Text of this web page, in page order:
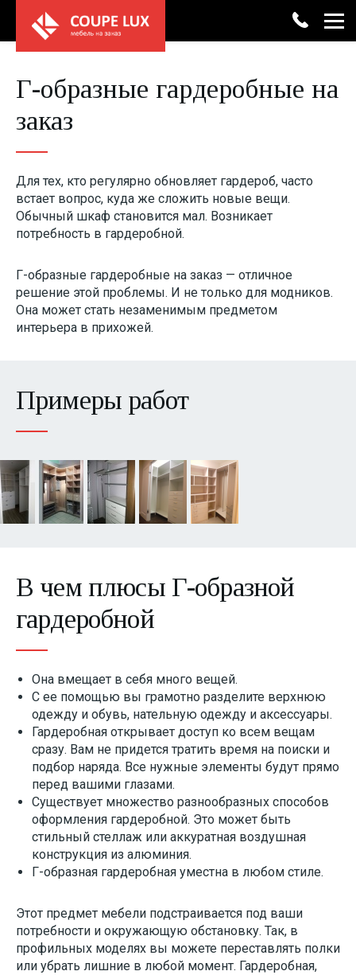
Каталог мебели
Шкафы-купе
Гостиные
Гардеробные
Прихожие
Спальни
Кабинеты
Индивидуальная фрезеровка фасадов
Акции
О компании
Услуги
Сотрудничество
Контакты
Г-образные гардеробные на
заказ
Для тех, кто регулярно обновляет гардероб, часто
встает вопрос, куда же сложить новые вещи.
Обычный шкаф становится мал. Возникает
потребность в гардеробной.
Г-образные гардеробные на заказ — отличное
решение этой проблемы. И не только для модников.
Она может стать незаменимым предметом
интерьера в прихожей.
Примеры работ
В чем плюсы Г-образной
гардеробной
Она вмещает в себя много вещей.
С ее помощью вы грамотно разделите верхнюю
одежду и обувь, нательную одежду и аксессуары.
Гардеробная открывает доступ ко всем вещам
сразу. Вам не придется тратить время на поиски и
подбор наряда. Все нужные элементы будут прямо
перед вашими глазами.
Существует множество разнообразных способов
оформления гардеробной. Это может быть
стильный стеллаж или аккуратная воздушная
конструкция из алюминия.
Г-образная гардеробная уместна в любом стиле.
Этот предмет мебели подстраивается под ваши
потребности и окружающую обстановку. Так, в
профильных моделях вы можете переставлять полки
или убрать лишние в любой момент. Гардеробная,